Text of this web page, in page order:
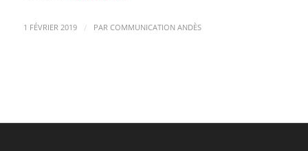
1 FÉVRIER 2019 / PAR COMMUNICATION ANDÈS